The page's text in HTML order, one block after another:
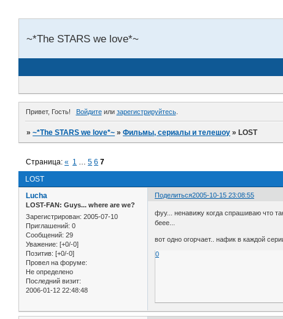
~*The STARS we love*~
Привет, Гость! Войдитеили зарегистрируйтесь.
»~*The STARS we love*~ »Фильмы, сериалы и телешоу »LOST
LOST
Страница:« 1 … 5 6 7
Поделиться2005-10-15 23:08:55
Lucha
LOST-FAN: Guys... where are we?
Зарегистрирован: 2005-07-10
Приглашений: 0
Сообщений: 29
Уважение: [+0/-0]
Позитив: [+0/-0]
Провел на форуме:
Не определено
Последний визит:
2006-01-12 22:48:48
фуу... ненавижу когда спрашиваю что
беее...
вот одно огорчает.. нафик в каждой
0